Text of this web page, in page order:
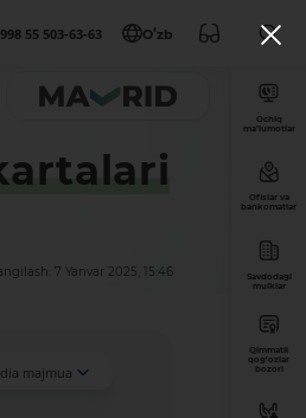
55 503-63-63 Oʻzb
7 Yanvar 2025, 15:46
majmua
Ochiq
ma’lumotlar
Ofislar va
bankomatlar
Savdodagi
mulklar
Qimmatli
qog'ozlar
bozori